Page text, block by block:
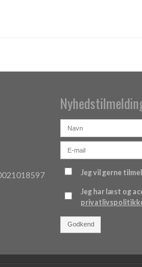
Jeg vil gerne
Jeg har læst og
Godkend